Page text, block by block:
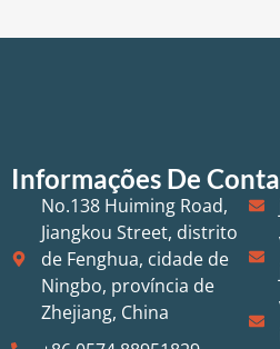
Informações De
No.138 Huiming Road,
Jiangkou Street, distrito
de Fenghua, cidade de
Ningbo, província de
Zhejiang, China